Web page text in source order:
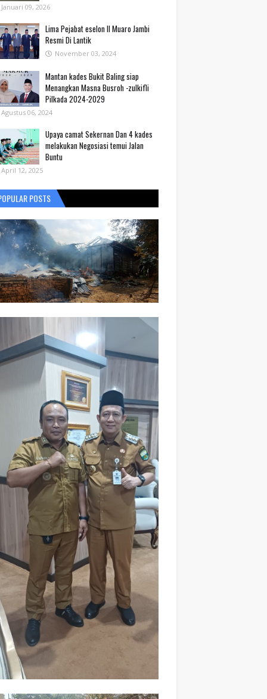
Januari 09, 2026
Lima Pejabat eselon II Muaro Jambi
Resmi Di Lantik
November 03, 2024
Mantan kades Bukit Baling siap
Menangkan Masna Busroh -zulkifli
Pilkada 2024-2029
Agustus 06, 2024
Upaya camat Sekernan Dan 4 kades
melakukan Negosiasi temui Jalan
Buntu
April 12, 2025
POSTS